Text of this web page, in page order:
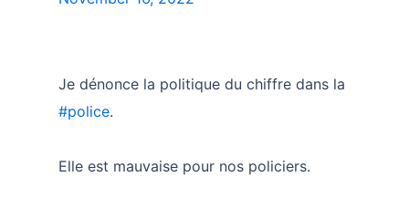
Je dénonce la politique du chiffre dans la
#police.
Elle est mauvaise pour nos policiers.